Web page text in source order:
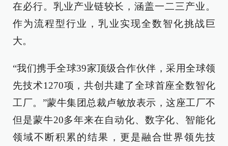
在必行。乳业产业链较长，涵盖一二三产业。
作为流程型行业，乳业实现全数智化挑战巨
大。
“我们携手全球39家顶级合作伙伴，采用全球领
先技术1270项，共创共建了全球首座全数智化
工厂。”蒙牛集团总裁卢敏放表示，这座工厂不
但是蒙牛20多年来在自动化、数字化、智能化
领域不断积累的结果，更是融合世界领先技